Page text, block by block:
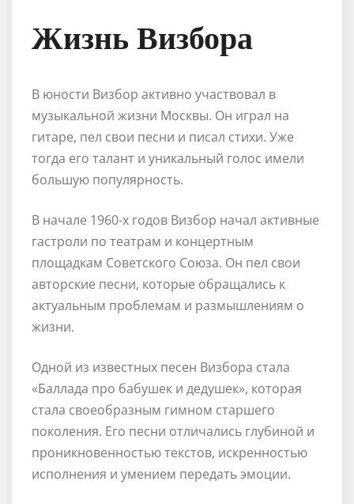
Жизнь Визбора
В юности Визбор активно участвовал в
музыкальной жизни Москвы. Он играл на
гитаре, пел свои песни и писал стихи. Уже
тогда его талант и уникальный голос имели
большую популярность.
В начале 1960-х годов Визбор начал активные
гастроли по театрам и концертным
площадкам Советского Союза. Он пел свои
авторские песни, которые обращались к
актуальным проблемам и размышлениям о
жизни.
Одной из известных песен Визбора стала
«Баллада про бабушек и дедушек», которая
стала своеобразным гимном старшего
поколения. Его песни отличались глубиной и
проникновенностью текстов, искренностью
исполнения и умением передать эмоции.